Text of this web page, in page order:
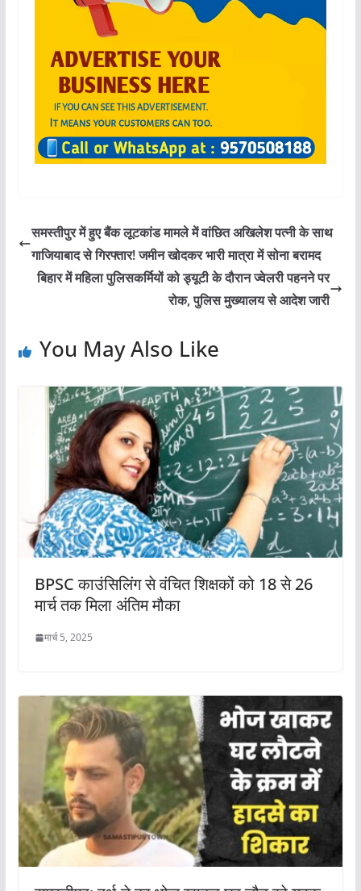
समस्तीपुर में हुए बैंक लूटकांड मामले में वांछित अखिलेश पत्नी के साथ
गाजियाबाद से गिरफ्तार! जमीन खोदकर भारी मात्रा में सोना बरामद
बिहार में महिला पुलिसकर्मियों को ड्यूटी के दौरान ज्वेलरी पहनने पर
रोक, पुलिस मुख्यालय से आदेश जारी
You May Also Like
BPSC काउंसिलिंग से वंचित शिक्षकों को 18 से 26
मार्च तक मिला अंतिम मौका
मार्च 5, 2025